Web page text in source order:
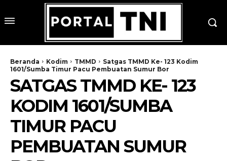
Beranda Kodim TMMD
Satgas TMMD Ke- 123 Kodim
1601/Sumba Timur Pacu Pembuatan Sumur Bor
SATGAS TMMD KE- 123
KODIM 1601/SUMBA
TIMUR PACU
PEMBUATAN SUMUR